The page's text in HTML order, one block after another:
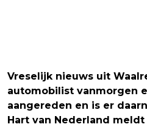
Vreselijk nieuws uit
automobilist vanmorgen
aangereden en is er
Hart van Nederland